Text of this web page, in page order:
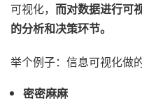
可视化， 而对数据进行可
的分析和决策环节。
举个例子：信息可视化做
密密麻麻